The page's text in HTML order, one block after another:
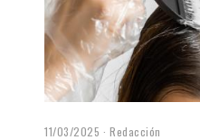
11/03/2025 Redacción